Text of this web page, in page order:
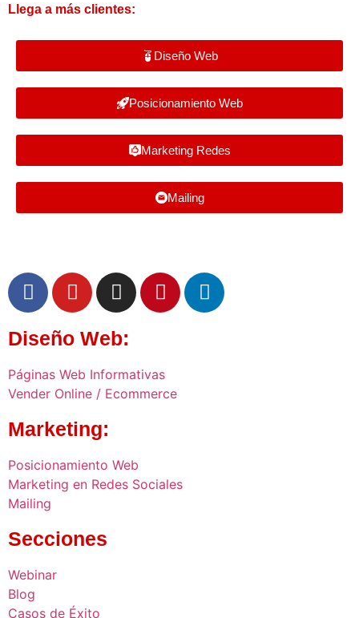
Llega a más clientes:
Diseño Web
Posicionamiento Web
Marketing Redes
Mailing
Diseño Web:
Páginas Web Informativas
Vender Online / Ecommerce
Marketing:
Posicionamiento Web
Marketing en Redes Sociales
Mailing
Secciones
Webinar
Blog
Casos de Éxito